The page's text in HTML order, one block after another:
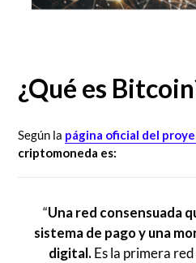
¿Qué es
Según la página oficial del
criptomoneda es:
“Una red consensuada
sistema de pago y una
digital.Es la primera